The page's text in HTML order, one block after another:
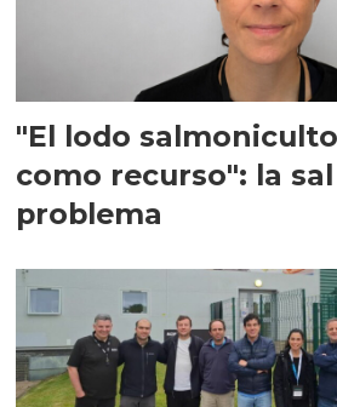
"El lodo
como recurso": la
problema